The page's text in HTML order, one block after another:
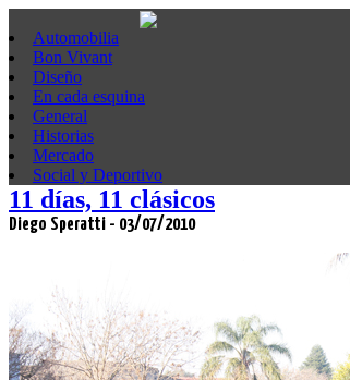
Automobilia
Bon Vivant
Diseño
En cada esquina
General
Historias
Mercado
Social y Deportivo
11 días, 11 clásicos
Diego Speratti - 03/07/2010